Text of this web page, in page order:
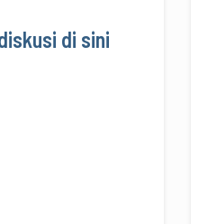
di sini